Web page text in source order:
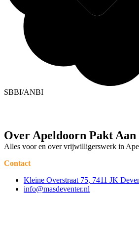
SBBI/ANBI
Over Apeldoorn Pakt Aan
Alles voor en over vrijwilligerswerk in
Contact
Kleine Overstraat 75, 7411 JK
info@masdeventer.nl